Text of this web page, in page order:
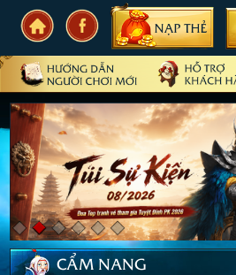
CẨM NANG
TRANG CHỦ
TIN TỨC
SỰ KIỆN
CẨM NANG
CẦN BIẾT
CỘNG ĐỒNG